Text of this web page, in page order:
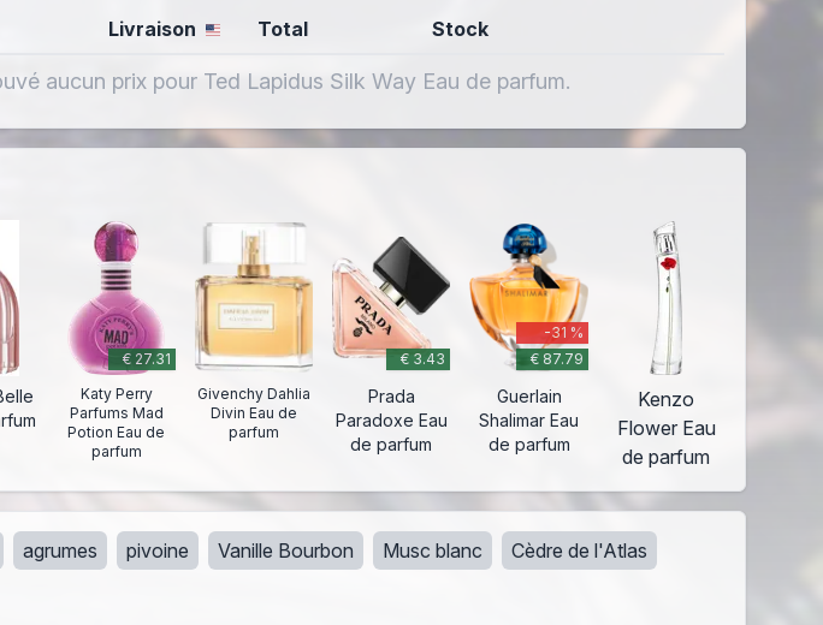
Livraison Total Stock
aucun prix pour Ted Lapidus Silk Way Eau de parfum.
€ 27.31
Katy Perry
Parfums Mad
Potion Eau de
parfum
Givenchy Dahlia
Divin Eau de
parfum
€ 3.43
Prada
Paradoxe Eau
de parfum
-31 %
€ 87.79
Guerlain
Shalimar Eau
de parfum
Kenzo
Flower Eau
de parfum
agrumes pivoine Vanille Bourbon Musc blanc
Cèdre de l'Atlas